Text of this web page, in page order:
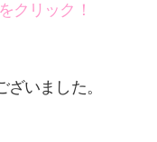
クリック！
いました。